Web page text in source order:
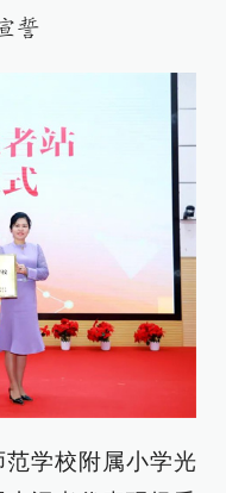
誓
学校附属小学光